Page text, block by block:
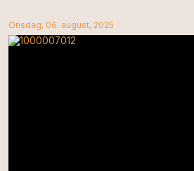
Onsdag, 06. august, 2025